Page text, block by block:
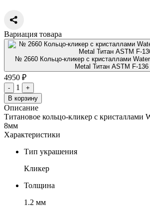
Вариация товара
№ 2660 Кольцо-кликер с кристаллами
Metal Титан ASTM F-136
4950 ₽
- 1
+
В корзину
Описание
Титановое кольцо-кликер с кристаллами
8мм
Характеристики
Тип украшения
Кликер
Толщина
1.2 мм